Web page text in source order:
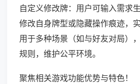
自定义修改牌：用户可输入需求
修改自身牌型或隐藏操作痕迹，
用于多种场景（如与好友对局）
规则，维护公平环境。
聚焦相关游戏功能优势与特色！